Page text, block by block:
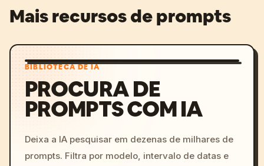
Mais recursos de prompts
BIBLIOTECA DE IA
PROCURA DE
PROMPTS COM IA
Deixa a IA pesquisar em dezenas de milhares de
prompts. Filtra por modelo, intervalo de datas e